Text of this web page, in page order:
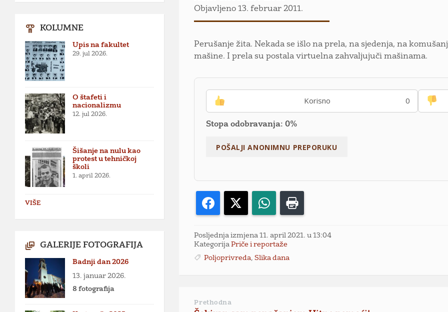
Objavljeno 13. februar 2011.
Perušanje žita. Nekada se išlo na prela, na sjedenja, na
mašine. I prela su postala virtuelna zahvaljujuči mašinama.
Korisno 0
Stopa odobravanja: 0%
Facebook WhatsApp
Posljednja izmjena 11. april 2021. u 13:04
KategorijaPriče i reportaže
Poljoprivreda,Slika dana
Prethodna
KOLUMNE
Upis na fakultet
29. jul 2026.
O štafeti i
nacionalizmu
12. jul 2026.
Šišanje na nulu kao
protest u tehničkoj
školi
1. april 2026.
VIŠE
GALERIJE FOTOGRAFIJA
Badnji dan 2026
13. januar 2026.
8 fotografija